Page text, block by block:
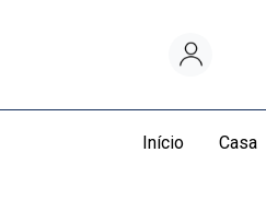
Início Casa